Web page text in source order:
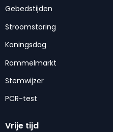
Gebedstijden
Stroomstoring
Koningsdag
Rommelmarkt
Stemwijzer
PCR-test
Vrije tijd